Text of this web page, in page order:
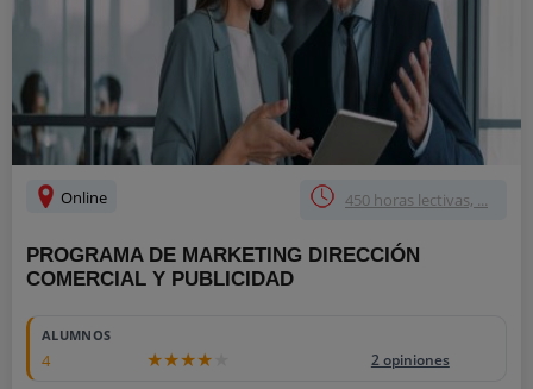
Online 450 horas lectivas, ...
PROGRAMA DE MARKETING DIRECCIÓN
COMERCIAL Y PUBLICIDAD
ALUMNOS
4 2 opiniones